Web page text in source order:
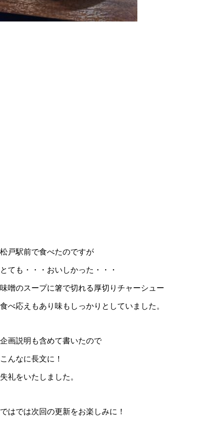
松戸駅前で食べたのですが
とても・・・おいしかった・・・
味噌のスープに箸で切れる厚切りチャーシュー
食べ応えもあり味もしっかりとしていました。
企画説明も含めて書いたので
こんなに長文に！
失礼をいたしました。
ではでは次回の更新をお楽しみに！